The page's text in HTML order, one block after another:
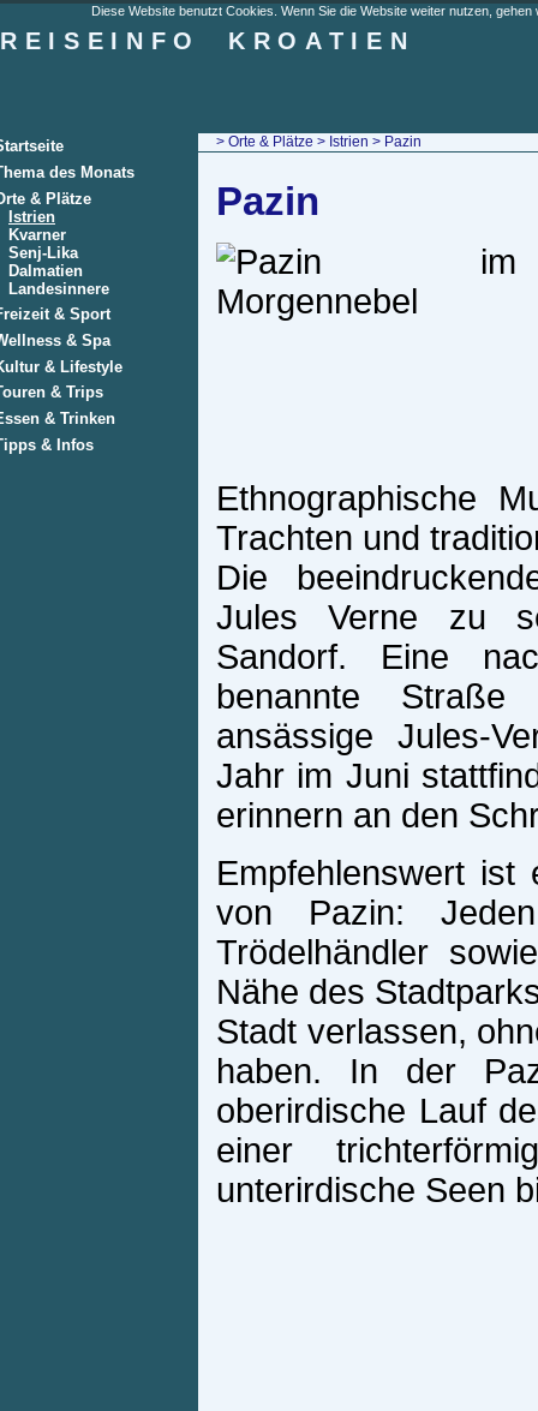
Diese Website benutzt Cookies. Wenn Sie die Website weiter nutzen,
REISEINFO KROATIEN
des Monats
& Plätze
Istrien
Kvarner
Senj-Lika
Dalmatien
Landesinnere
& Sport
& Spa
& Lifestyle
& Trips
& Trinken
& Infos
> Orte & Plätze > Istrien > Pazin
Pazin
Ethnographische
Trachten und
Die
Jules Verne zu
Sandorf. Eine
benannte
ansässige Jules-
Jahr im Juni
erinnern an den
Empfehlenswert
von Pazin:
Trödelhändler
Nähe des
Stadt verlassen,
haben. In der
oberirdische Lauf
einer
unterirdische Seen